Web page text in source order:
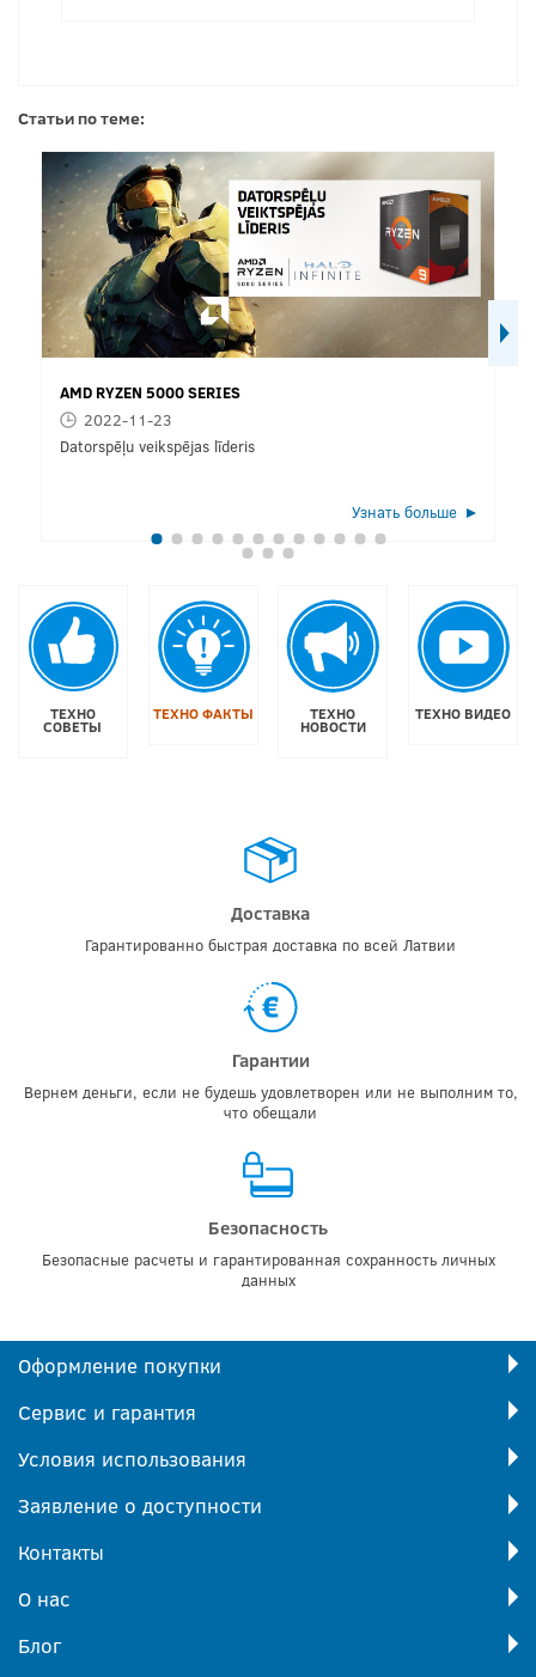
Статьи по теме:
AMD RYZEN 5000 SERIES
2022-11-23
Datorspēļu veikspējas līderis
Узнать больше
ТЕХНО
СОВЕТЫ
ТЕХНО ФАКТЫ ТЕХНО
НОВОСТИ
ТЕХНО ВИДЕО
Доставка
Гарантированно быстрая доставка по всей Латвии
Гарантии
Вернем деньги, если не будешь удовлетворен или не выполним то,
что обещали
Безопасность
Безопасные расчеты и гарантированная сохранность личных
данных
Оформление покупки
Сервис и гарантия
Условия использования
Заявление о доступности
Контакты
О нас
Блог